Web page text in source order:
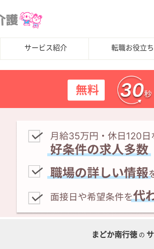
サービス紹介 転職お役立
まどか南行徳 の